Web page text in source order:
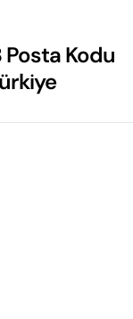
Posta Kodu